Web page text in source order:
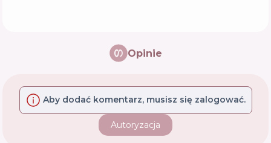
Opinie
Aby dodać komentarz, musisz się zalogować.
Autoryzacja